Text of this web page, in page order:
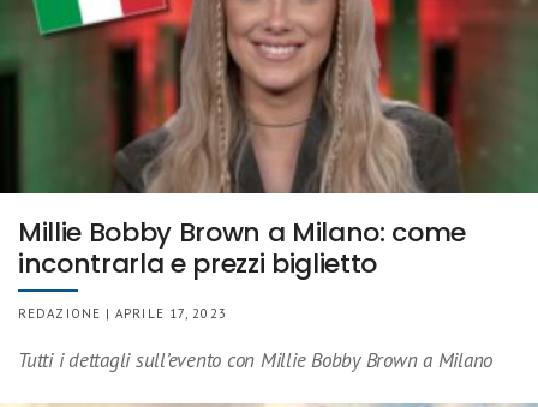
Millie Bobby Brown a Milano: come
incontrarla e prezzi biglietto
REDAZIONE | APRILE 17, 2023
Tutti i dettagli sull’evento con Millie Bobby Brown a Milano